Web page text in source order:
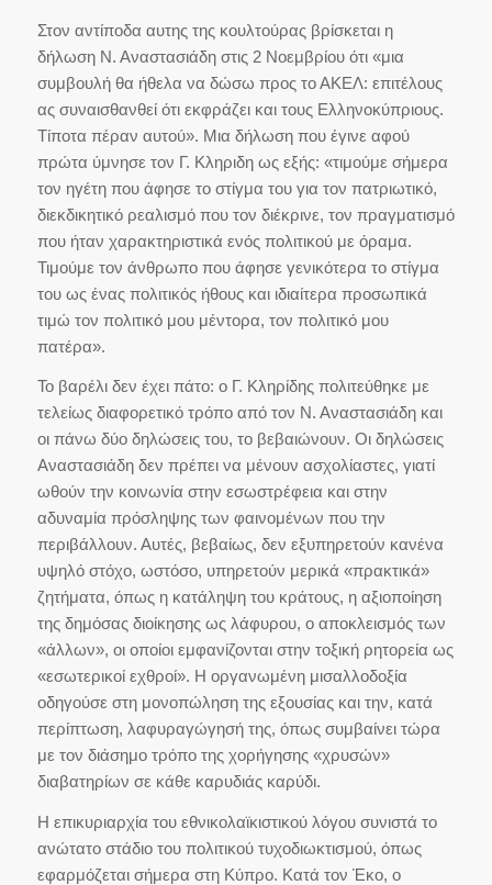
Στον αντίποδα αυτης της κουλτούρας βρίσκεται η
δήλωση Ν. Αναστασιάδη στις 2 Νοεμβρίου ότι «μια
συμβουλή θα ήθελα να δώσω προς το ΑΚΕΛ: επιτέλους
ας συναισθανθεί ότι εκφράζει και τους Ελληνοκύπριους.
Τίποτα πέραν αυτού». Μια δήλωση που έγινε αφού
πρώτα ύμνησε τον Γ. Κληριδη ως εξής: «τιμούμε σήμερα
τον ηγέτη που άφησε το στίγμα του για τον πατριωτικό,
διεκδικητικό ρεαλισμό που τον διέκρινε, τον πραγματισμό
που ήταν χαρακτηριστικά ενός πολιτικού με όραμα.
Τιμούμε τον άνθρωπο που άφησε γενικότερα το στίγμα
του ως ένας πολιτικός ήθους και ιδιαίτερα προσωπικά
τιμώ τον πολιτικό μου μέντορα, τον πολιτικό μου
πατέρα».
Το βαρέλι δεν έχει πάτο: ο Γ. Κληρίδης πολιτεύθηκε με
τελείως διαφορετικό τρόπο από τον Ν. Αναστασιάδη και
οι πάνω δύο δηλώσεις του, το βεβαιώνουν. Οι δηλώσεις
Αναστασιάδη δεν πρέπει να μένουν ασχολίαστες, γιατί
ωθούν την κοινωνία στην εσωστρέφεια και στην
αδυναμία πρόσληψης των φαινομένων που την
περιβάλλουν. Αυτές, βεβαίως, δεν εξυπηρετούν κανένα
υψηλό στόχο, ωστόσο, υπηρετούν μερικά «πρακτικά»
ζητήματα, όπως η κατάληψη του κράτους, η αξιοποίηση
της δημόσας διοίκησης ως λάφυρου, ο αποκλεισμός των
«άλλων», οι οποίοι εμφανίζονται στην τοξική ρητορεία ως
«εσωτερικοί εχθροί». Η οργανωμένη μισαλλοδοξία
οδηγούσε στη μονοπώληση της εξουσίας και την, κατά
περίπτωση, λαφυραγώγησή της, όπως συμβαίνει τώρα
με τον διάσημο τρόπο της χορήγησης «χρυσών»
διαβατηρίων σε κάθε καρυδιάς καρύδι.
Η επικυριαρχία του εθνικολαϊκιστικού λόγου συνιστά το
ανώτατο στάδιο του πολιτικού τυχοδιωκτισμού, όπως
εφαρμόζεται σήμερα στη Κύπρο. Κατά τον Έκο, ο